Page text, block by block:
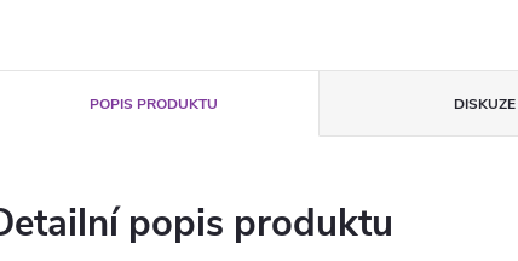
POPIS PRODUKTU DISKUZE
popis produktu